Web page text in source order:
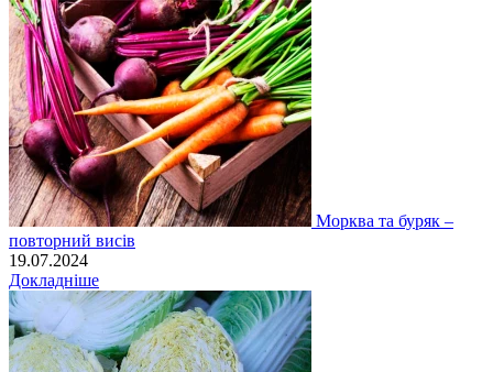
Морква та буряк –
повторний висів
19.07.2024
Докладніше